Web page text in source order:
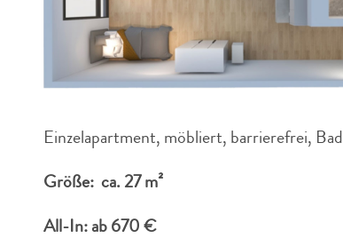
Einzelapartment, möbliert, barrierefrei, Bad
Größe: ca. 27 m²
All-In: ab 670 €